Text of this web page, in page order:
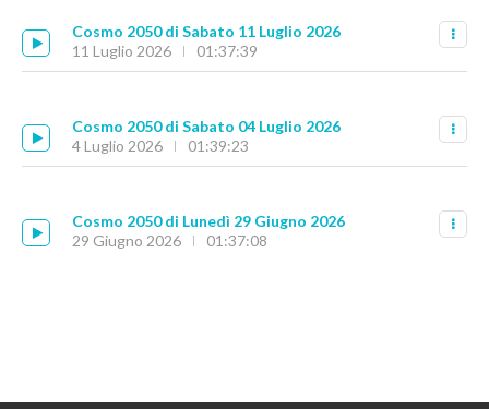
Cosmo 2050 di Sabato 11 Luglio 2026
11 Luglio 2026
01:37:39
Cosmo 2050 di Sabato 04 Luglio 2026
4 Luglio 2026
01:39:23
Cosmo 2050 di Lunedì 29 Giugno 2026
29 Giugno 2026
01:37:08